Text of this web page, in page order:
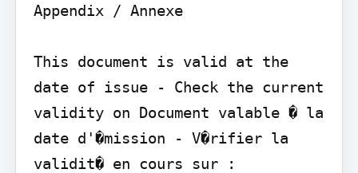
Appendix / Annexe
This document is valid at the
date of issue - Check the current
validity on Document valable � la
date d'�mission - V�rifier la
validit� en cours sur :